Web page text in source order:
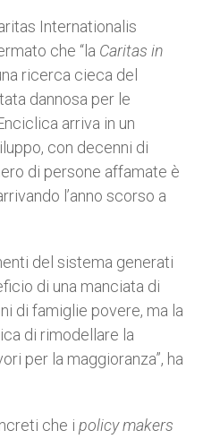
Internationalis
che “la Caritas in
ricerca cieca del
dannosa per le
arriva in un
con decenni di
di persone affamate è
l’anno scorso a
del sistema generati
di una manciata di
di famiglie povere, ma la
di rimodellare la
per la maggioranza”, ha
che i policy makers